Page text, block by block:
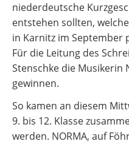
niederdeutsche
entstehen sollten,
in Karnitz im September
Für die Leitung des
Stenschke die Musikerin
gewinnen.
So kamen an diesem
9. bis 12. Klasse
werden. NORMA, auf